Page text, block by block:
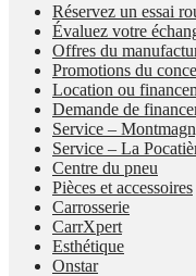
Réservez un essai
Évaluez votre
Offres du
Promotions du
Location ou
Demande de
Service –
Service – La
Centre du pneu
Pièces et accessoires
Carrosserie
CarrXpert
Esthétique
Onstar